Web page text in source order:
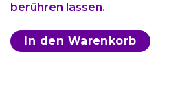
berühren lassen.
In den Warenkorb